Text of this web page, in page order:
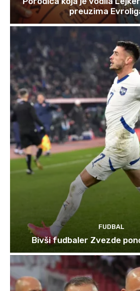
preuzima
FUDBAL
Bivši fudbaler Zvezde